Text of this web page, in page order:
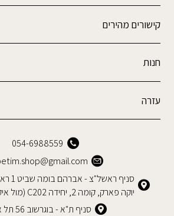
קישורים מהירים
חנות
עזרה
054-6988559
סניף
יוקה פארק, קומה 2, יחידה C202 (מול איקאה)
סניף ת"א - בוגרשוב 56 תל אביב